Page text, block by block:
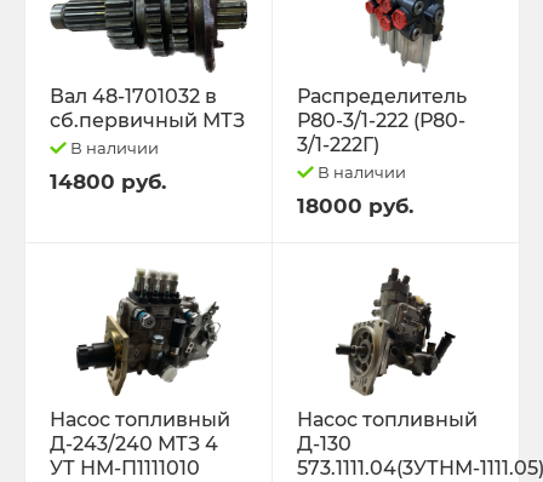
Вал 48-1701032 в
сб.первичный МТЗ
В наличии
14800 руб.
Распределитель
Р80-3/1-222 (Р80-
3/1-222Г)
В наличии
18000 руб.
Насос топливный
Д-243/240 МТЗ 4
УТ НМ-П1111010
Насос топливный
Д-130
573.1111.04(3УТНМ-1111.05)